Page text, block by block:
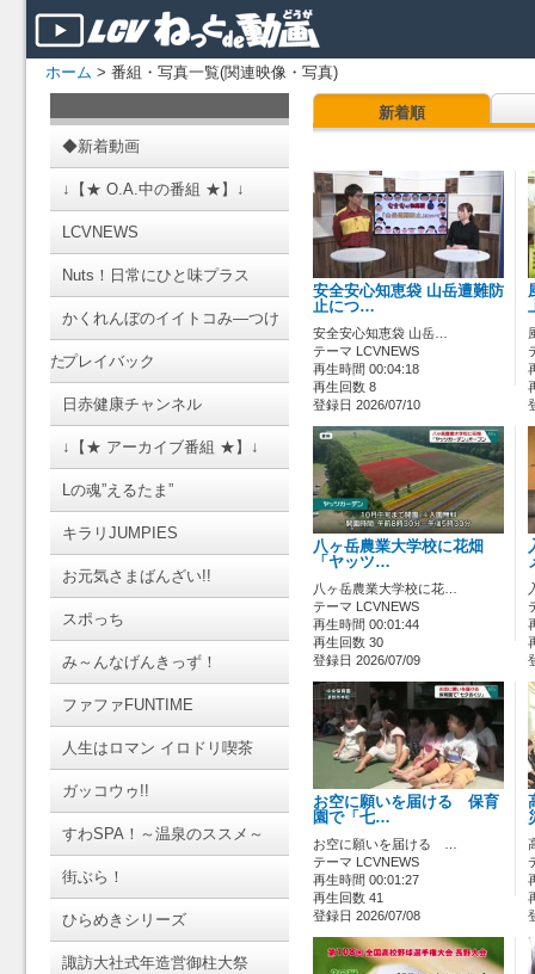
ホーム > 番組・写真一覧(関連映像・写真)
◆新着動画
↓【★ O.A.中の番組 ★】↓
LCVNEWS
Nuts！日常にひと味プラス
かくれんぼのイイトコみ―つけ
たプレイバック
日赤健康チャンネル
↓【★ アーカイブ番組 ★】↓
Lの魂”えるたま”
キラリJUMPIES
お元気さまばんざい!!
スポっち
み～んなげんきっず！
ファファFUNTIME
人生はロマン イロドリ喫茶
ガッコウゥ!!
すわSPA！～温泉のススメ～
街ぶら！
ひらめきシリーズ
諏訪大社式年造営御柱大祭
新着順
安全安心知恵袋 山岳遭難防
止につ…
安全安心知恵袋 山岳…
テーマ LCVNEWS
再生時間 00:04:18
再生回数 8
登録日 2026/07/10
八ヶ岳農業大学校に花畑
「ヤッツ…
八ヶ岳農業大学校に花…
テーマ LCVNEWS
再生時間 00:01:44
再生回数 30
登録日 2026/07/09
お空に願いを届ける 保育
園で「七…
お空に願いを届ける …
テーマ LCVNEWS
再生時間 00:01:27
再生回数 41
登録日 2026/07/08